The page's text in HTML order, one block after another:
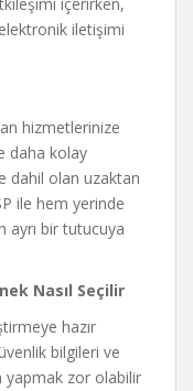
iletişimi
hizmetlerinize
daha kolay
dahil olan uzaktan
ile hem yerinde
ayrı bir tutucuya
Nasıl Seçilir
hazır
bilgileri ve
yapmak zor olabilir